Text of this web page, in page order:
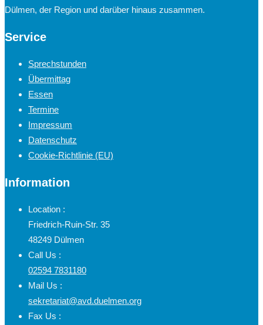
Dülmen, der Region und darüber hinaus zusammen.
Service
Sprechstunden
Übermittag
Essen
Termine
Impressum
Datenschutz
Cookie-Richtlinie (EU)
Information
Location :
Friedrich-Ruin-Str. 35
48249 Dülmen
Call Us :
02594 7831180
Mail Us :
sekretariat@avd.duelmen.org
Fax Us :